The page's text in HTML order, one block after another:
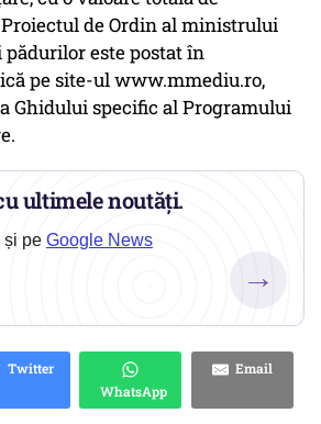
Proiectul de Ordin al ministrului
este postat în
pe site-ul www.mmediu.ro,
Ghidului specific al Programului
ultimele noutăți.
și pe Google News
→
Twitter
WhatsApp
Email